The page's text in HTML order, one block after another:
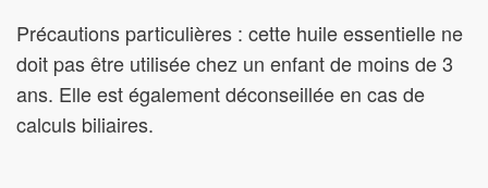
Précautions particulières : cette huile essentielle ne
doit pas être utilisée chez un enfant de moins de 3
ans. Elle est également déconseillée en cas de
calculs biliaires.